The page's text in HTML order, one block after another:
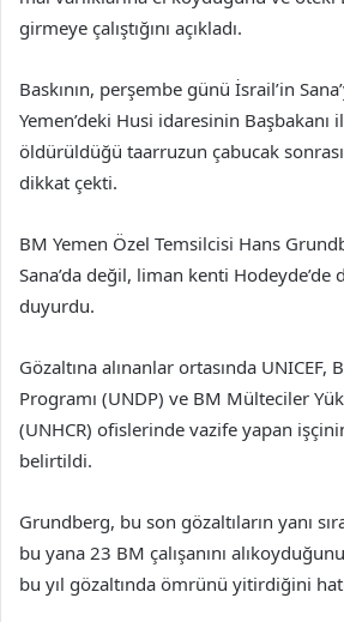
girmeye çalıştığını açıkladı.
Baskının, perşembe günü İsrail’in
Yemen’deki Husi idaresinin Başbakanı
öldürüldüğü taarruzun çabucak
dikkat çekti.
BM Yemen Özel Temsilcisi Hans
Sana’da değil, liman kenti Hodeyde’de
duyurdu.
Gözaltına alınanlar ortasında UNICEF,
Programı (UNDP) ve BM Mülteciler
(UNHCR) ofislerinde vazife yapan
belirtildi.
Grundberg, bu son gözaltıların yanı
bu yana 23 BM çalışanını
bu yıl gözaltında ömrünü yitirdiğini